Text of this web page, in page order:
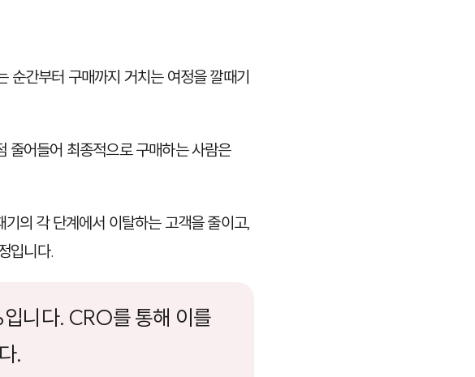
순간부터 구매까지 거치는 여정을 깔때기
줄어들어 최종적으로 구매하는 사람은
기의 각 단계에서 이탈하는 고객을 줄이고,
입니다.
니다. CRO를 통해 이를
.